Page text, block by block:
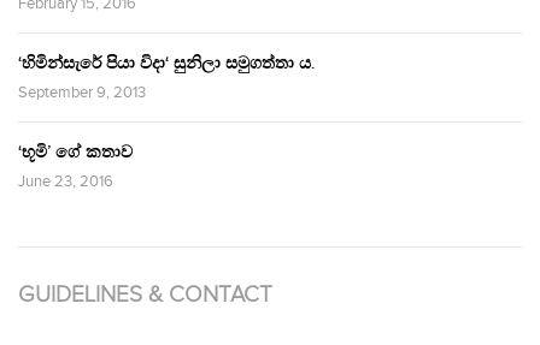
‘හිමින්සැරේ පියා විදා‘ සුනිලා සමුගත්තා ය.
September 9, 2013
‘භූමි’ ගේ කතාව
June 23, 2016
GUIDELINES & CONTACT